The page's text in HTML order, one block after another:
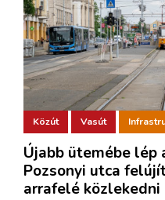
Közút Vasút
Újabb ütemébe lép
Pozsonyi utca
arrafelé közlekedni